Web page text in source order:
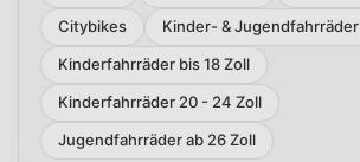
Citybikes
Kinder- & Jugendfahrräder
Kinderfahrräder bis 18 Zoll
Kinderfahrräder 20 - 24 Zoll
Jugendfahrräder ab 26 Zoll